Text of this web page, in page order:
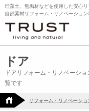
珪藻土、無垢材などを使用した安心
自然素材リフォーム・リノベーショ
ドア
ドアリフォーム・リノベーショ
覧です
リフォーム・リノベーショ